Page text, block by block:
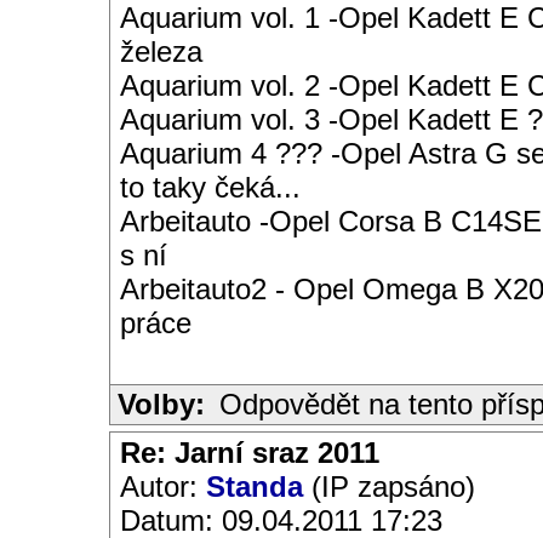
Aquarium vol. 1 -Opel Kadett E
železa
Aquarium vol. 2 -Opel Kadett E
Aquarium vol. 3 -Opel Kadett E
Aquarium 4 ??? -Opel Astra G
to taky čeká...
Arbeitauto -Opel Corsa B
s ní
Arbeitauto2 - Opel Omega B
práce
Volby: Odpovědět na tento
Re: Jarní sraz 2011
Autor: Standa(IP zapsáno)
Datum: 09.04.2011 17:23